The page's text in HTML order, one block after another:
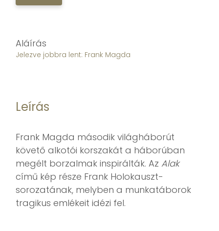
Aláírás
Jelezve jobbra lent: Frank Magda
Leírás
Frank Magda második világháborút
követő alkotói korszakát a háborúban
megélt borzalmak inspirálták. Az Alak
című kép része Frank Holokauszt-
sorozatának, melyben a munkatáborok
tragikus emlékeit idézi fel.